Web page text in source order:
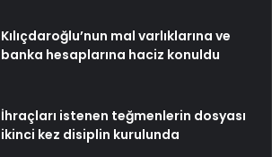
Kılıçdaroğlu’nun mal varlıklarına ve
banka hesaplarına haciz konuldu
İhraçları istenen teğmenlerin dosyası
ikinci kez disiplin kurulunda